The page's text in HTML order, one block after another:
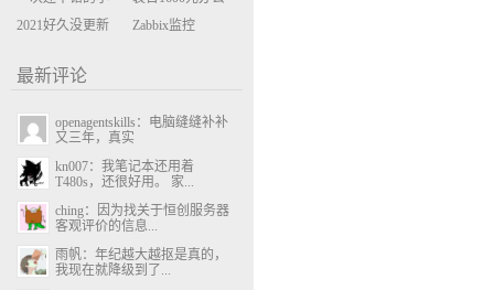
米售后体验
主机
2021好久没更新
Zabbix监控
最新评论
openagentskills：电脑缝缝补补
又三年，真实
kn007：我笔记本还用着
T480s，还很好用。 家...
ching：因为找关于恒创服务器
客观评价的信息...
雨帆：年纪越大越抠是真的，
我现在就降级到了...